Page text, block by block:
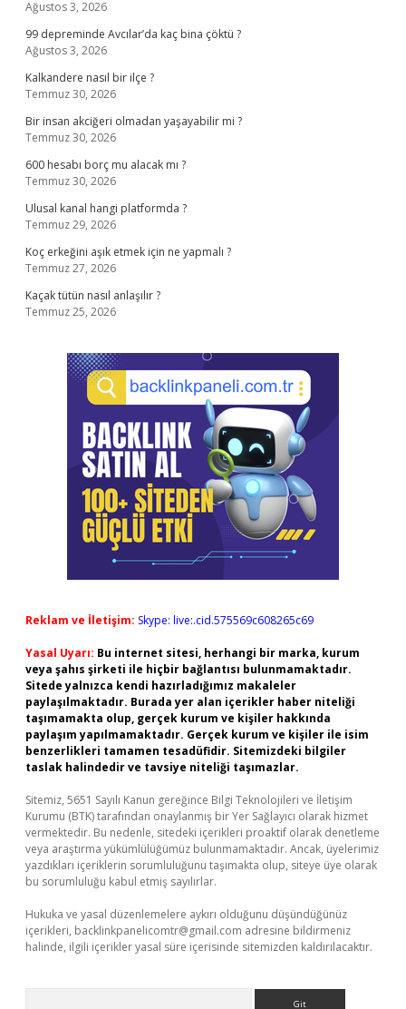
Ağustos 3, 2026
99 depreminde Avcılar’da kaç bina çöktü ?
Ağustos 3, 2026
Kalkandere nasıl bir ilçe ?
Temmuz 30, 2026
Bir insan akciğeri olmadan yaşayabilir mi ?
Temmuz 30, 2026
600 hesabı borç mu alacak mı ?
Temmuz 30, 2026
Ulusal kanal hangi platformda ?
Temmuz 29, 2026
Koç erkeğini aşık etmek için ne yapmalı ?
Temmuz 27, 2026
Kaçak tütün nasıl anlaşılır ?
Temmuz 25, 2026
Reklam ve İletişim: Skype: live:.cid.575569c608265c69
Yasal Uyarı: Bu internet sitesi, herhangi bir marka, kurum
veya şahıs şirketi ile hiçbir bağlantısı bulunmamaktadır.
Sitede yalnızca kendi hazırladığımız makaleler
paylaşılmaktadır. Burada yer alan içerikler haber niteliği
taşımamakta olup, gerçek kurum ve kişiler hakkında
paylaşım yapılmamaktadır. Gerçek kurum ve kişiler ile isim
benzerlikleri tamamen tesadüfidir. Sitemizdeki bilgiler
taslak halindedir ve tavsiye niteliği taşımazlar.
Sitemiz, 5651 Sayılı Kanun gereğince Bilgi Teknolojileri ve İletişim
Kurumu (BTK) tarafından onaylanmış bir Yer Sağlayıcı olarak hizmet
vermektedir. Bu nedenle, sitedeki içerikleri proaktif olarak denetleme
veya araştırma yükümlülüğümüz bulunmamaktadır. Ancak, üyelerimiz
yazdıkları içeriklerin sorumluluğunu taşımakta olup, siteye üye olarak
bu sorumluluğu kabul etmiş sayılırlar.
Hukuka ve yasal düzenlemelere aykırı olduğunu düşündüğünüz
içerikleri, backlinkpanelicomtr@gmail.com adresine bildirmeniz
halinde, ilgili içerikler yasal süre içerisinde sitemizden kaldırılacaktır.